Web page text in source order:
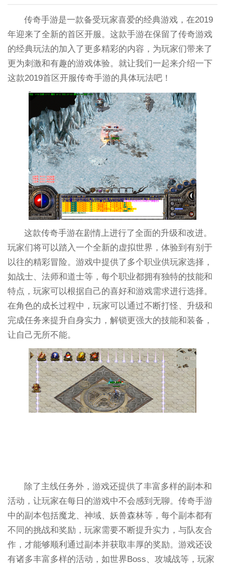
传奇手游是一款备受玩家喜爱的经典游戏，在2019
年迎来了全新的首区开服。这款手游在保留了传奇游戏
的经典玩法的加入了更多精彩的内容，为玩家们带来了
更为刺激和有趣的游戏体验。就让我们一起来介绍一下
这款2019首区开服传奇手游的具体玩法吧！
这款传奇手游在剧情上进行了全面的升级和改进。
玩家们将可以踏入一个全新的虚拟世界，体验到有别于
以往的精彩冒险。游戏中提供了多个职业供玩家选择，
如战士、法师和道士等，每个职业都拥有独特的技能和
特点，玩家可以根据自己的喜好和游戏需求进行选择。
在角色的成长过程中，玩家可以通过不断打怪、升级和
完成任务来提升自身实力，解锁更强大的技能和装备，
让自己无所不能。
除了主线任务外，游戏还提供了丰富多样的副本和
活动，让玩家在每日的游戏中不会感到无聊。传奇手游
中的副本包括魔龙、神域、妖兽森林等，每个副本都有
不同的挑战和奖励，玩家需要不断提升实力，与队友合
作，才能够顺利通过副本并获取丰厚的奖励。游戏还设
有诸多丰富多样的活动，如世界Boss、攻城战等，玩家